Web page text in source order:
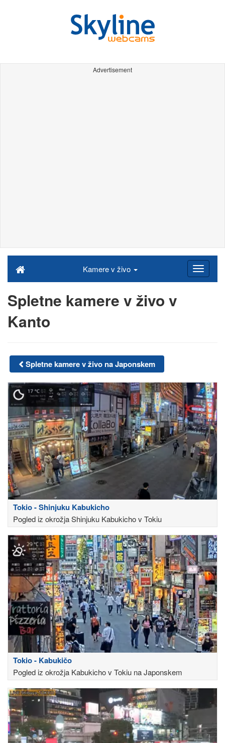
Advertisement
Kamere v živo
Spletne kamere v živo v
Kanto
Spletne kamere v živo na Japonskem
Tokio - Shinjuku Kabukicho
Pogled iz okrožja Shinjuku Kabukicho v Tokiu
Tokio - Kabukičo
Pogled iz okrožja Kabukicho v Tokiu na Japonskem